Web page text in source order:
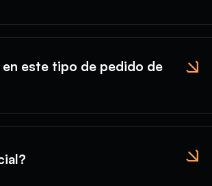
este tipo de pedido de